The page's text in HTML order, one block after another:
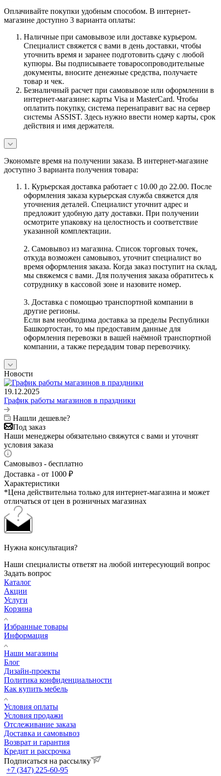
Оплачивайте покупки удобным способом. В интернет-
магазине доступно 3 варианта оплаты:
Наличные при самовывозе или доставке курьером.
Специалист свяжется с вами в день доставки, чтобы
уточнить время и заранее подготовить сдачу с любой
купюры. Вы подписываете товаросопроводительные
документы, вносите денежные средства, получаете
товар и чек.
Безналичный расчет при самовывозе или оформлении в
интернет-магазине: карты Visa и MasterCard. Чтобы
оплатить покупку, система перенаправит вас на сервер
системы ASSIST. Здесь нужно ввести номер карты, срок
действия и имя держателя.
Экономьте время на получении заказа. В интернет-магазине
доступно 3 варианта получения товара:
1. Курьерская доставка работает с 10.00 до 22.00. После
оформления заказа курьерская служба свяжется для
уточнения деталей. Специалист уточнит адрес и
предложит удобную дату доставки. При получении
осмотрите упаковку на целостность и соответствие
указанной комплектации.
2. Самовывоз из магазина. Список торговых точек,
откуда возможен самовывоз, уточнит специалист во
время оформления заказа. Когда заказ поступит на склад,
мы свяжемся с вами. Для получения заказа обратитесь к
сотруднику в кассовой зоне и назовите номер.
3. Доставка с помощью транспортной компании в
другие регионы.
Если вам необходима доставка за пределы Республики
Башкортостан, то мы предоставим данные для
оформления перевозки в вашей наёмной транспортной
компании, а также передадим товар перевозчику.
Новости
19.12.2025
График работы магазинов в праздники
Нашли дешевле?
Под заказ
Наши менеджеры обязательно свяжутся с вами и уточнят
условия заказа
Самовывоз - бесплатно
Доставка - от 1000 ₽
Характеристики
*Цена действительна только для интернет-магазина и может
отличаться от цен в розничных магазинах
Нужна консультация?
Наши специалисты ответят на любой интересующий вопрос
Задать вопрос
Каталог
Акции
Услуги
Корзина
Избранные товары
Информация
Наши магазины
Блог
Дизайн-проекты
Политика конфиденциальности
Как купить мебель
Условия оплаты
Условия продажи
Отслеживание заказа
Доставка и самовывоз
Возврат и гарантия
Кредит и рассрочка
Подписаться на рассылку
+7 (347) 225-60-95